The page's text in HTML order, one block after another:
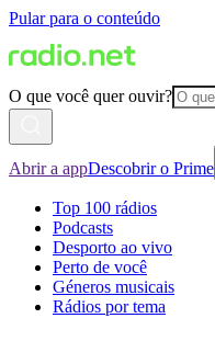
Pular para o conteúdo
O que você quer ouvir?
Abrir a appDescobrir o Prime
Top 100 rádios
Podcasts
Desporto ao vivo
Perto de você
Géneros musicais
Rádios por tema